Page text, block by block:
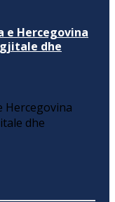
e Hercegovina
dhe
Hercegovina
dhe